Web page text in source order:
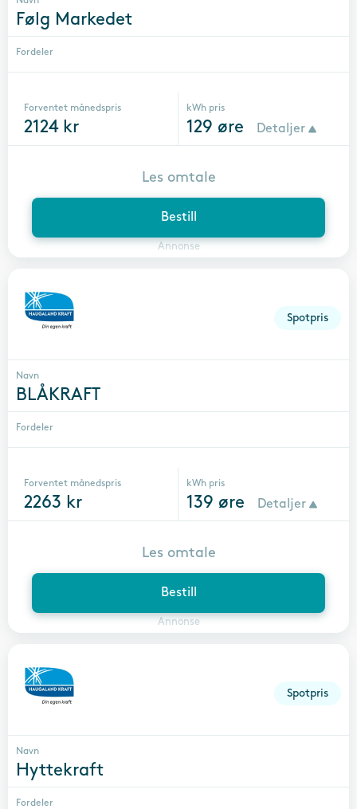
Følg Markedet
Fordeler
Forventet månedspris
2124kr
kWh pris
129 øre Detaljer
Bestill
Annonse
Les omtale
Spotpris
Navn
BLÅKRAFT
Fordeler
Forventet månedspris
2263 kr
kWh pris
139 øre Detaljer
Bestill
Annonse
Les omtale
Spotpris
Navn
Hyttekraft
Fordeler